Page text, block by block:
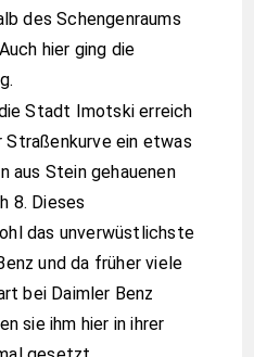
des Schengenraums
hier ging die
Stadt Imotski erreich
Straßenkurve ein etwas
aus Stein gehauenen
8. Dieses
das unverwüstlichste
und da früher viele
bei Daimler Benz
sie ihm hier in ihrer